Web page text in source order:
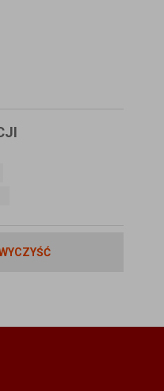
Sp. z o.o